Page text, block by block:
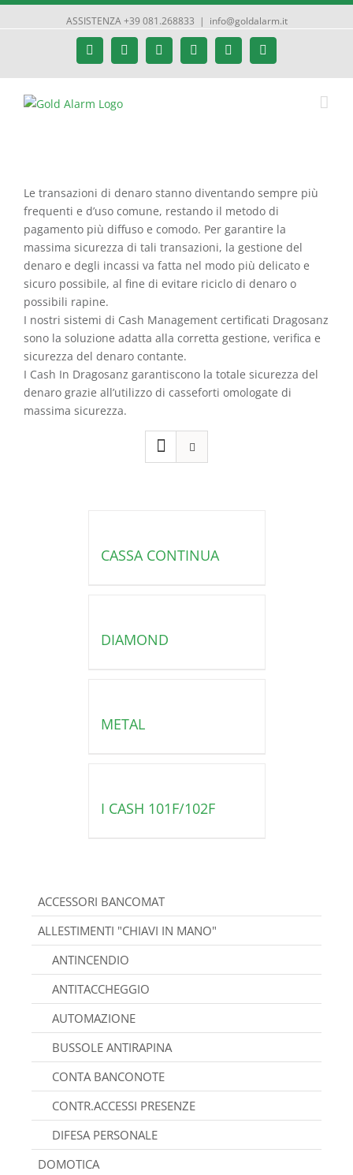
ASSISTENZA +39 081.268833 | info@goldalarm.it
FacebookGoogle+ InstagramTwitter YouTube
Le transazioni di denaro stanno diventando sempre più
frequenti e d’uso comune, restando il metodo di
pagamento più diffuso e comodo. Per garantire la
massima sicurezza di tali transazioni, la gestione del
denaro e degli incassi va fatta nel modo più delicato e
sicuro possibile, al fine di evitare riciclo di denaro o
possibili rapine.
I nostri sistemi di Cash Management certificati Dragosanz
sono la soluzione adatta alla corretta gestione, verifica e
sicurezza del denaro contante.
I Cash In Dragosanz garantiscono la totale sicurezza del
denaro grazie all’utilizzo di casseforti omologate di
massima sicurezza.
CASSA CONTINUA
DIAMOND
METAL
I CASH 101F/102F
ACCESSORI BANCOMAT
ALLESTIMENTI "CHIAVI IN MANO"
ANTINCENDIO
ANTITACCHEGGIO
AUTOMAZIONE
BUSSOLE ANTIRAPINA
CONTA BANCONOTE
CONTR.ACCESSI PRESENZE
DIFESA PERSONALE
DOMOTICA